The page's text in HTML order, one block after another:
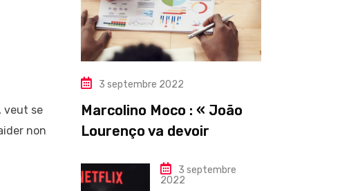
veut se
non
3 septembre 2022
Marcolino Moco : « João
Lourenço va devoir
illégitimité visible »
3 septembre
2022